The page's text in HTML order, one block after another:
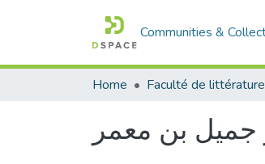
Communities &
Home
بن معمر